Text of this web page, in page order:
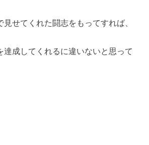
せてくれた闘志をもってすれば、
達成してくれるに違いないと思って